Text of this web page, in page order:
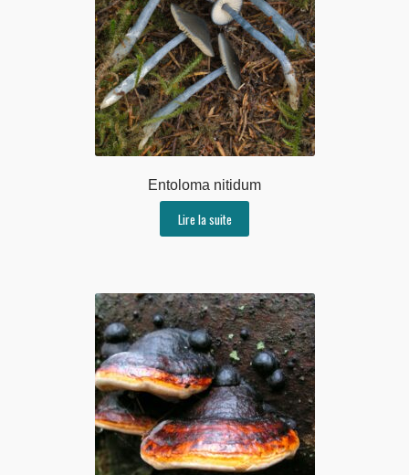
Entoloma nitidum
Lire la suite